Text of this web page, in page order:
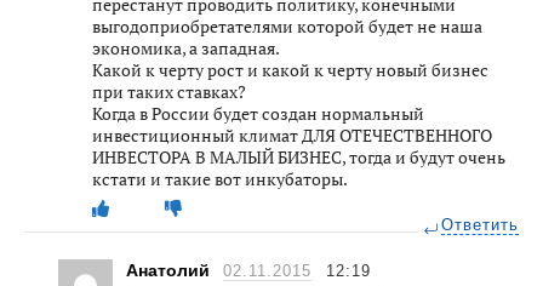
выгодоприобретателями которой будет не наша
экономика, а западная.
Какой к черту рост и какой к черту новый бизнес
при таких ставках?
Когда в России будет создан нормальный
инвестиционный климат ДЛЯ ОТЕЧЕСТВЕННОГО
ИНВЕСТОРА В МАЛЫЙ БИЗНЕС, тогда и будут очень
кстати и такие вот инкубаторы.
Ответить
Анатолий 02.11.2015 12:19